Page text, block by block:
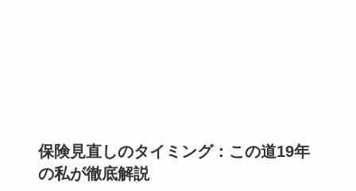
保険見直しのタイミング：この道19年
の私が徹底解説